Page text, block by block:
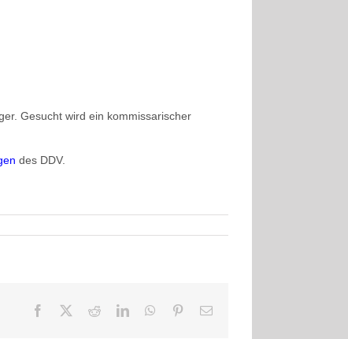
Gesucht wird ein kommissarischer
des DDV.
Facebook RedditLinkedInWhatsApp
Pinterest
E-